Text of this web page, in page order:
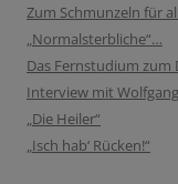
Zum Schmunzeln für
„Normalsterbliche“…
Das Fernstudium
Interview mit
„Die Heiler“
„Isch hab‘ Rücken!“